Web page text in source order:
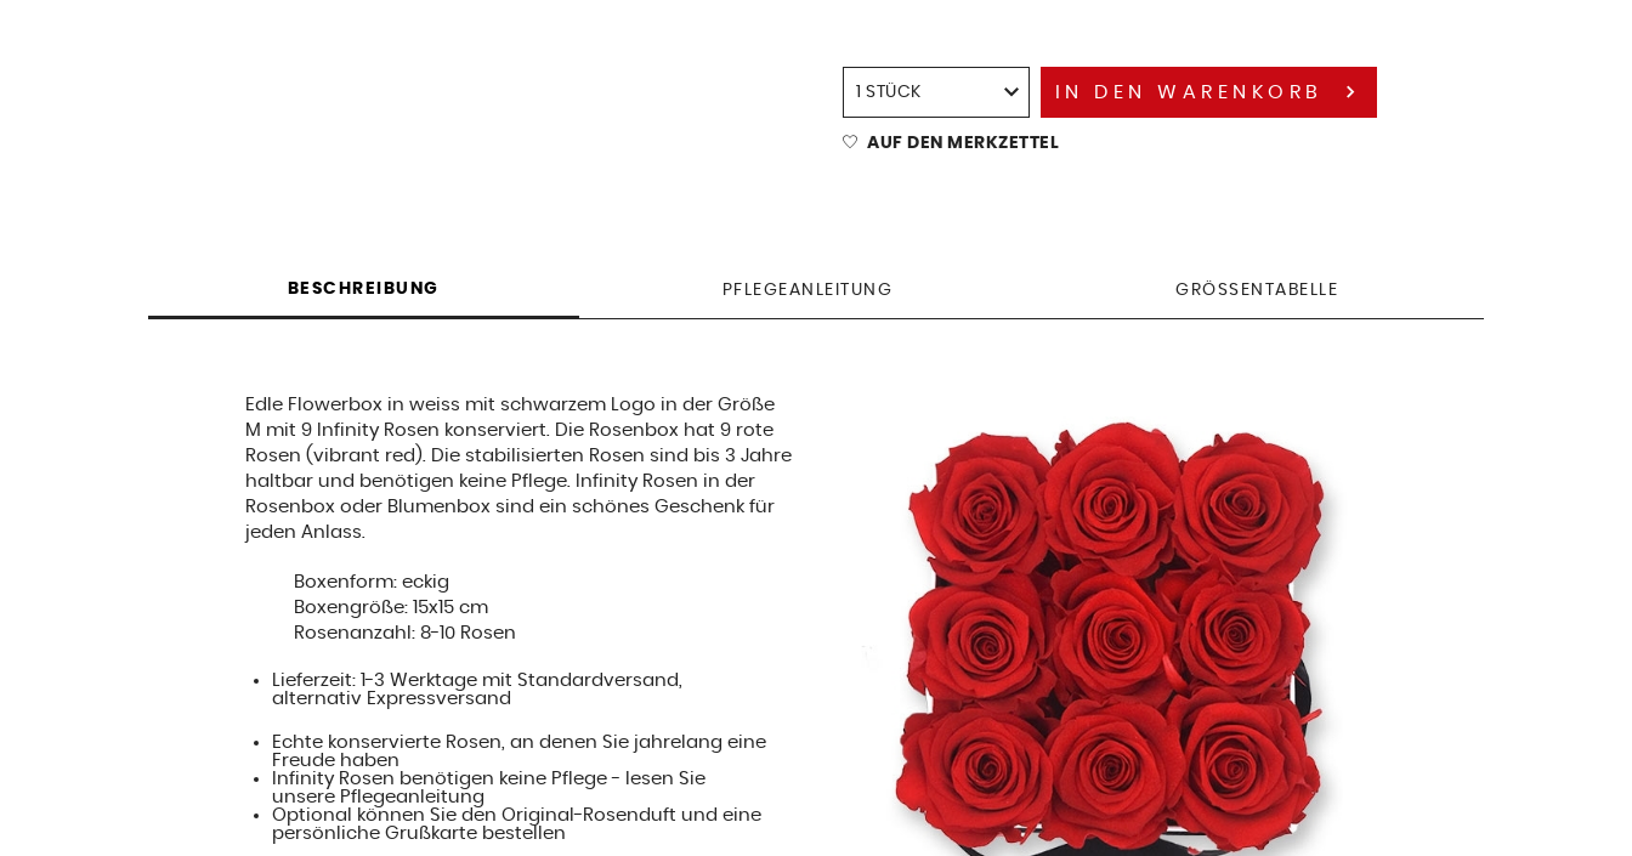
IN DEN WARENKORB
AUF DEN MERKZETTEL
BESCHREIBUNG PFLEGEANLEITUNG GRÖSSENTABELLE
Edle Flowerbox in weiss mit schwarzem Logo in der Größe
M mit 9 Infinity Rosen konserviert. Die Rosenbox hat 9 rote
Rosen (vibrant red). Die stabilisierten Rosen sind bis 3 Jahre
haltbar und benötigen keine Pflege. Infinity Rosen in der
Rosenbox oder Blumenbox sind ein schönes Geschenk für
jeden Anlass.
Boxenform: eckig
Boxengröße: 15x15 cm
Rosenanzahl: 8-10 Rosen
Lieferzeit: 1-3 Werktage mit Standardversand,
alternativ Expressversand
Echte konservierte Rosen, an denen Sie jahrelang eine
Freude haben
Infinity Rosen benötigen keine Pflege - lesen Sie
unsere Pflegeanleitung
Optional können Sie den Original-Rosenduft und eine
persönliche Grußkarte bestellen